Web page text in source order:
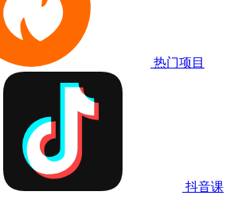
热门项目
抖音课